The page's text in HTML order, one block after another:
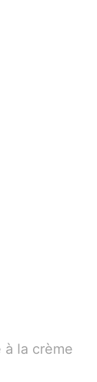
à la crème